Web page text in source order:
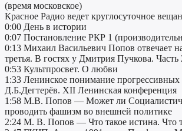
(время московское)
Красное Радио ведет круглосуточное
0:00 День в истории
0:07 Постановление РКР 1
0:13 Михаил Васильевич Попов отвечает
третья. В гостях у Дмитрия Пучкова. Часть
0:53 Культпросвет. О любви
1:33 Ленинское понимание прогрессивных
Д.Б.Дегтерёв. XII Ленинская конференция
1:58 М.В. Попов — Может ли
проводить фашизм во внешней политике
2:24 М. В. Попов — Что такое истина. Что